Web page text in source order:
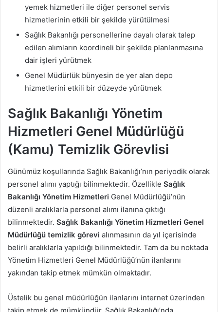
yemek hizmetleri ile diğer personel servis
hizmetlerinin etkili bir şekilde yürütülmesi
Sağlık Bakanlığı personellerine dayalı olarak talep
edilen alımların koordineli bir şekilde planlanmasına
dair işleri yürütmek
Genel Müdürlük bünyesin de yer alan depo
hizmetlerini etkili bir düzeyde yürütmek
Sağlık Bakanlığı Yönetim
Hizmetleri Genel Müdürlüğü
(Kamu) Temizlik Görevlisi
Günümüz koşullarında Sağlık Bakanlığı’nın periyodik olarak
personel alımı yaptığı bilinmektedir. Özellikle Sağlık
Bakanlığı Yönetim Hizmetleri Genel Müdürlüğü’nün
düzenli aralıklarla personel alımı ilanına çıktığı
bilinmektedir. Sağlık Bakanlığı Yönetim Hizmetleri Genel
Müdürlüğü temizlik görevi alınmasının da yıl içerisinde
belirli aralıklarla yapıldığı bilinmektedir. Tam da bu noktada
Yönetim Hizmetleri Genel Müdürlüğü’nün ilanlarını
yakından takip etmek mümkün olmaktadır.
Üstelik bu genel müdürlüğün ilanlarını internet üzerinden
takip etmek de mümkündür. Sağlık Bakanlığı’nda